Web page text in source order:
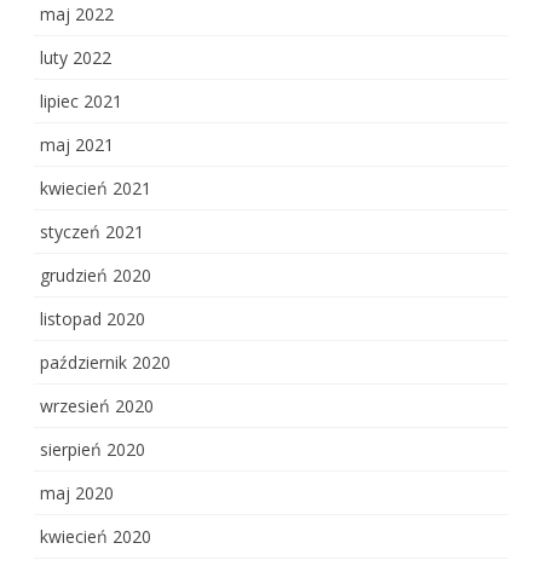
maj 2022
luty 2022
lipiec 2021
maj 2021
kwiecień 2021
styczeń 2021
grudzień 2020
listopad 2020
październik 2020
wrzesień 2020
sierpień 2020
maj 2020
kwiecień 2020